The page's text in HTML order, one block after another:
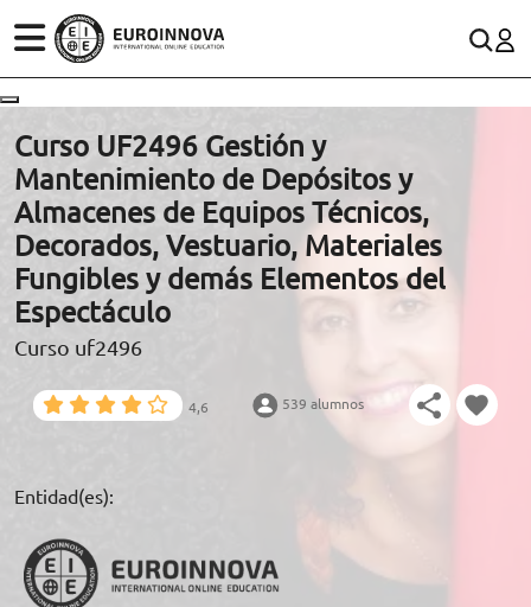
ÁREAS
ESTUDIOS
CONOCE EUROINNOVA
BECAS Y FINANCIACIÓN
RECURSOS EDUCATIVOS
ORIENTACIÓN LABORAL
(+34)958 050 200(gratuito en España)
900 831 200
formacion@euroinnova.com
TRABAJA CON NOSOTROS
Curso UF2496 Gestión y
Mantenimiento de Depósitos y
Almacenes de Equipos Técnicos,
Decorados, Vestuario, Materiales
Fungibles y demás Elementos del
Espectáculo
Curso uf2496
4,6 539 alumnos
Entidad(es):